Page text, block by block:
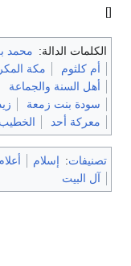
[]
الكلمات الدالة: محمد
أم كلثوم
مكة
أهل السنة والجماعة
سودة بنت زمعة
معركة أحد
الخطيب
تصنيفات: إسلام
آل البيت